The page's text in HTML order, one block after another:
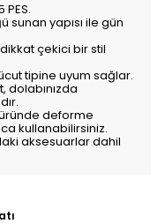
PES.
yapısı ile gün
çekici bir stil
tipine uyum sağlar.
dolabınızda
deforme
kullanabilirsiniz.
aksesuarlar dahil